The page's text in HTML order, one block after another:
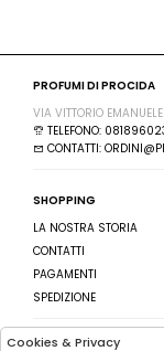
PROFUMI DI PROCIDA
VIA VITTORIO
TELEFONO:
CONTATTI:
SHOPPING
LA NOSTRA STORIA
CONTATTI
PAGAMENTI
SPEDIZIONE
Cookies & Privacy